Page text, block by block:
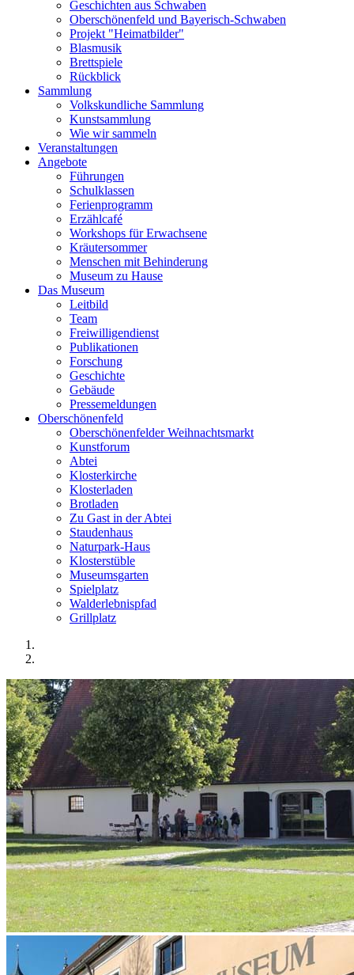
Geschichten aus Schwaben
Oberschönenfeld und Bayerisch-Schwaben
Projekt "Heimatbilder"
Blasmusik
Brettspiele
Rückblick
Sammlung
Volkskundliche Sammlung
Kunstsammlung
Wie wir sammeln
Veranstaltungen
Angebote
Führungen
Schulklassen
Ferienprogramm
Erzählcafé
Workshops für Erwachsene
Kräutersommer
Menschen mit Behinderung
Museum zu Hause
Das Museum
Leitbild
Team
Freiwilligendienst
Publikationen
Forschung
Geschichte
Gebäude
Pressemeldungen
Oberschönenfeld
Oberschönenfelder Weihnachtsmarkt
Kunstforum
Abtei
Klosterkirche
Klosterladen
Brotladen
Zu Gast in der Abtei
Staudenhaus
Naturpark-Haus
Klosterstüble
Museumsgarten
Spielplatz
Walderlebnispfad
Grillplatz